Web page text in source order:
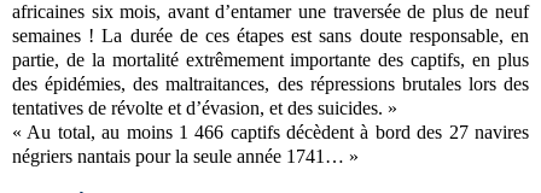
africaines six mois, avant d’entamer une traversée de plus de neuf
semaines ! La durée de ces étapes est sans doute responsable, en
partie, de la mortalité extrêmement importante des captifs, en plus
des épidémies, des maltraitances, des répressions brutales lors des
tentatives de révolte et d’évasion, et des suicides. »
« Au total, au moins 1 466 captifs décèdent à bord des 27 navires
négriers nantais pour la seule année 1741… »